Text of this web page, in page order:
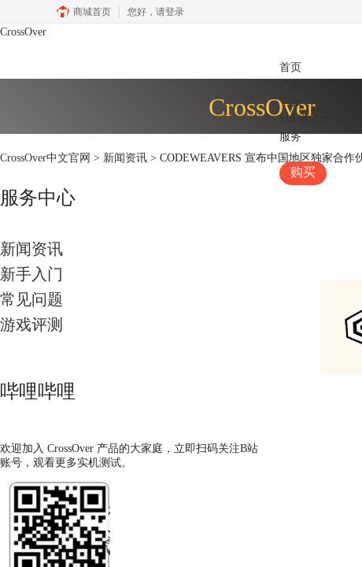
商城首页 您好， 请登录
CrossOver
首页
下载
Mac游戏大全
服务
购买
CrossOver
CrossOver中文官网 > 新闻资讯 > CODEWEAVERS 宣布中国地区独家合作
服务中心
新闻资讯
新手入门
常见问题
游戏评测
哔哩哔哩
欢迎加入 CrossOver 产品的大家庭，立即扫码关注B站
账号，观看更多实机测试。